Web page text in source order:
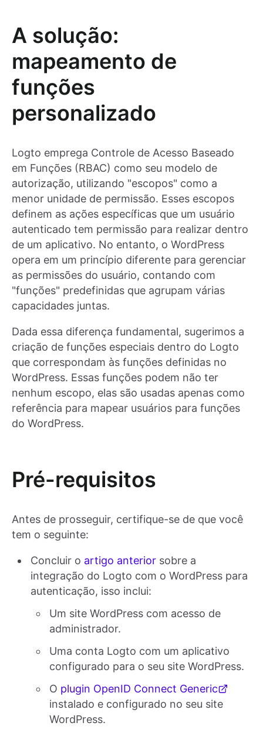
A solução:
mapeamento de
funções
personalizado
Logto emprega Controle de Acesso Baseado
em Funções (RBAC) como seu modelo de
autorização, utilizando "escopos" como a
menor unidade de permissão. Esses escopos
definem as ações específicas que um usuário
autenticado tem permissão para realizar dentro
de um aplicativo. No entanto, o WordPress
opera em um princípio diferente para gerenciar
as permissões do usuário, contando com
"funções" predefinidas que agrupam várias
capacidades juntas.
Dada essa diferença fundamental, sugerimos a
criação de funções especiais dentro do Logto
que correspondam às funções definidas no
WordPress. Essas funções podem não ter
nenhum escopo, elas são usadas apenas como
referência para mapear usuários para funções
do WordPress.
Pré-requisitos
Antes de prosseguir, certifique-se de que você
tem o seguinte:
Concluir o artigo anterior sobre a
integração do Logto com o WordPress para
autenticação, isso inclui:
Um site WordPress com acesso de
administrador.
Uma conta Logto com um aplicativo
configurado para o seu site WordPress.
O plugin OpenID Connect Generic
instalado e configurado no seu site
WordPress.